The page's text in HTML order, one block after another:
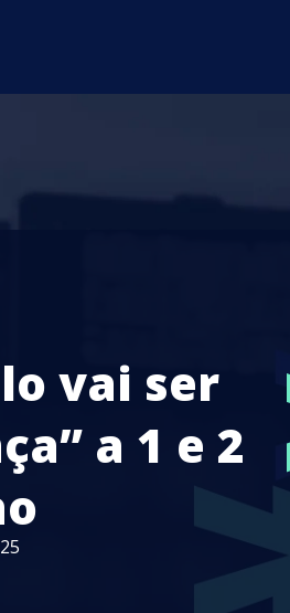
vai ser
a 1 e 2